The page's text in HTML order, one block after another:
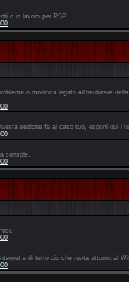
o in lavoro per PSP.
o modifica legato all'hardware
sezione fa al caso tuo, esponi qui i
console.
e di tutto cio che ruota attorno al